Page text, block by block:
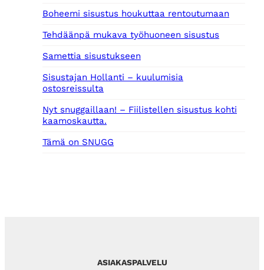
Boheemi sisustus houkuttaa rentoutumaan
Tehdäänpä mukava työhuoneen sisustus
Samettia sisustukseen
Sisustajan Hollanti – kuulumisia
ostosreissulta
Nyt snuggaillaan! – Fiilistellen sisustus kohti
kaamoskautta.
Tämä on SNUGG
ASIAKASPALVELU